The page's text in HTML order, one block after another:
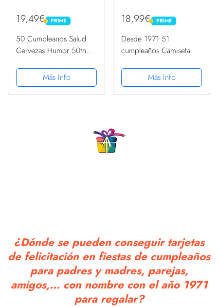
19,49€ PRIME
PRIME
50 Cumpleanos Salud
Cervezas Humor 50th
Más Info
18,99€ PRIME
PRIME
Desde 1971 51
cumpleaños Camiseta
Más Info
¿Dónde se pueden conseguir tarjetas
de felicitación en fiestas de cumpleaños
para padres y madres, parejas,
amigos,... con nombre con el año 1971
para regalar?